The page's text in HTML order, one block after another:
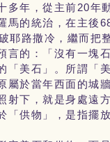
多年，從主前20年
馬的統治，在主後
耶路撒冷，繼而
言的：「沒有一塊
「美石」。所謂「
屬於當年西面的城
射下，就是身處遠
「供物」，是指